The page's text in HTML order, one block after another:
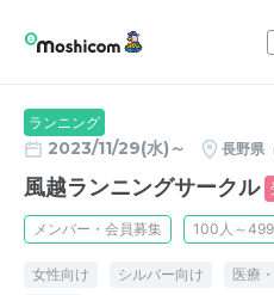
ランニング
2023/11/29(水)～ 長野県
風越ランニングサークル
メンバー・会員募集 100人～
女性向け シルバー向け 医療